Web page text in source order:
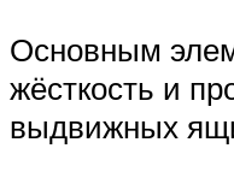
Основным
жёсткость и
выдвижных